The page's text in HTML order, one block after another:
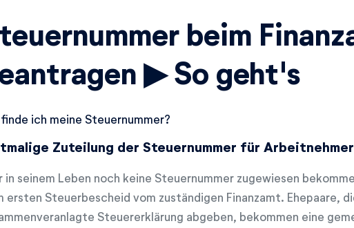
beim
▶ So geht's
ich meine Steuernummer?
Zuteilung der Steuernummer für Arbeitnehmer
in seinem Leben noch keine Steuernummer zugewiesen
ersten Steuerbescheid vom zuständigen Finanzamt. Ehepaare,
Steuererklärung abgeben, bekommen eine